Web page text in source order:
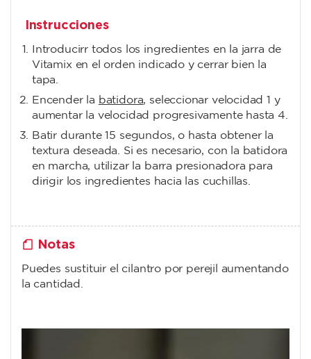
Instrucciones
Introducirr todos los ingredientes en la jarra de
Vitamix en el orden indicado y cerrar bien la
tapa.
Encender la batidora, seleccionar velocidad 1 y
aumentar la velocidad progresivamente hasta 4.
Batir durante 15 segundos, o hasta obtener la
textura deseada. Si es necesario, con la batidora
en marcha, utilizar la barra presionadora para
dirigir los ingredientes hacia las cuchillas.
Notas
Puedes sustituir el cilantro por perejil aumentando
la cantidad.